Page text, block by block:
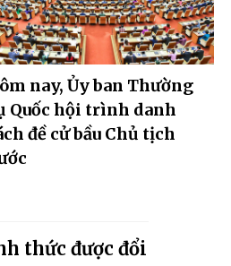
nay, Ủy ban Thường
Quốc hội trình danh
đề cử bầu Chủ tịch
thức được đổi